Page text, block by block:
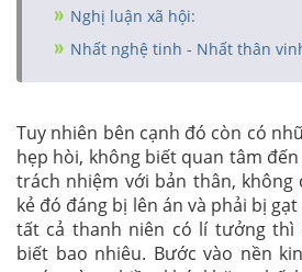
Nghị luận xã hội:
Nhất nghệ tinh - Nhất thân
Tuy nhiên bên cạnh đó còn có
hẹp hòi, không biết quan tâm
trách nhiệm với bản thân, không
kẻ đó đáng bị lên án và phải bị
tất cả thanh niên có lí tưởng thì
biết bao nhiêu. Bước vào nền